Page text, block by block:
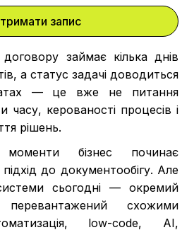
запис
займає кілька днів
а статус задачі доводиться
— це вже не питання
часу, керованості процесів і
рішень.
бізнес починає
до документообігу. Але
сьогодні — окремий
схожими
low-code, AI,